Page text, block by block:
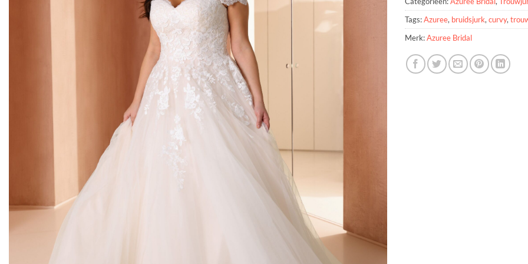
Tags:Azuree, bruidsjurk, curvy,
Merk:Azuree Bridal